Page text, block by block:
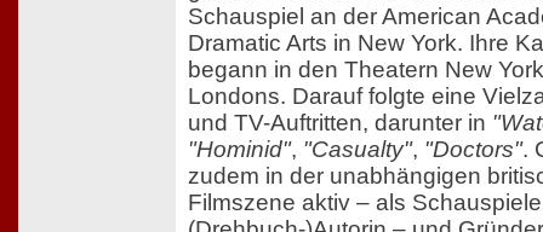
Schauspiel an der American
Dramatic Arts in New York. Ihre
begann in den Theatern New
Londons. Darauf folgte eine
und TV-Auftritten, darunter in
"Hominid", "Casualty", "Doctors".
zudem in der unabhängigen
Filmszene aktiv – als